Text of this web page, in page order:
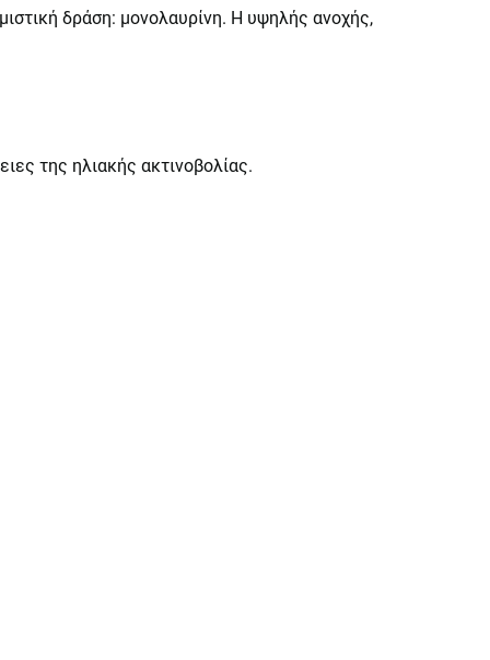
δράση: μονολαυρίνη. Η υψηλής ανοχής,
της ηλιακής ακτινοβολίας.